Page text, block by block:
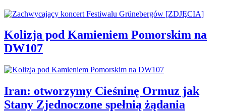
Kolizja pod Kamieniem Pomorskim na
DW107
Iran: otworzymy Cieśninę Ormuz jak
Stany Zjednoczone spełnią żądania